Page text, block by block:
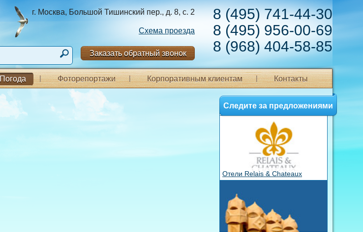
8 (495) 741-44-30
8 (495) 956-00-69
8 (968) 404-58-85
г. Москва, Большой Тишинский пер., д. 8, с. 2
Схема проезда
Заказать обратный звонок
Погода Фоторепортажи Корпоративным клиентам Контакты
Следите за предложениями
Отели Relais & Chateaux